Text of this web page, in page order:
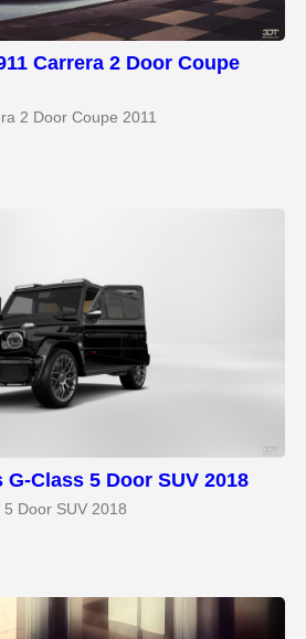
Carrera 2 Door Coupe
2 Door Coupe 2011
Class 5 Door SUV 2018
Door SUV 2018